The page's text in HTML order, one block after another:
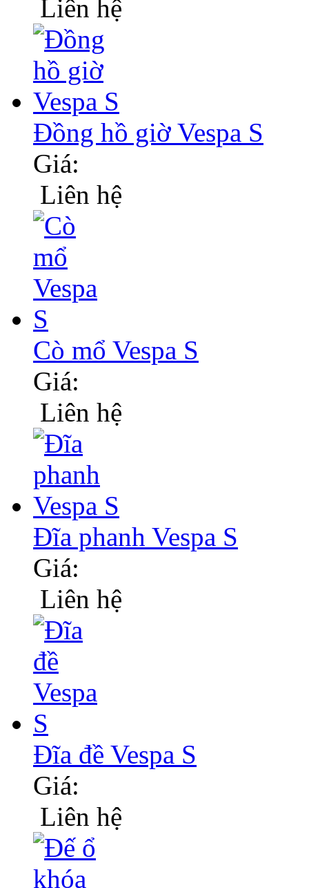
Liên hệ
Đồng hồ giờ Vespa S
Giá:
Liên hệ
Cò mổ Vespa S
Giá:
Liên hệ
Đĩa phanh Vespa S
Giá:
Liên hệ
Đĩa đề Vespa S
Giá:
Liên hệ